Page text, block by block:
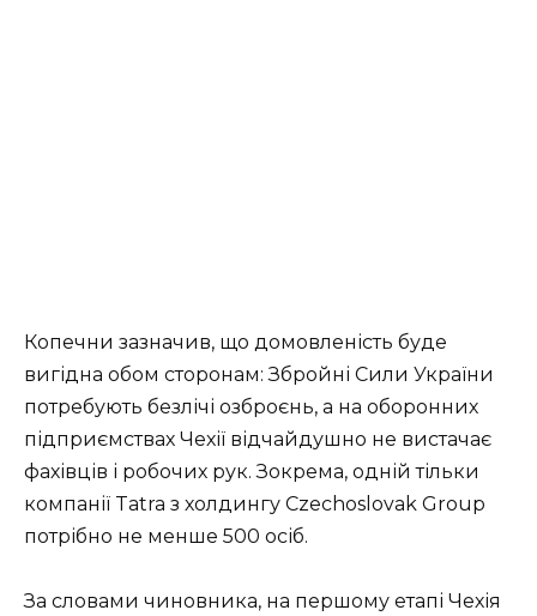
Копечни зазначив, що домовленість буде
вигідна обом сторонам: Збройні Сили України
потребують безлічі озброєнь, а на оборонних
підприємствах Чехії відчайдушно не вистачає
фахівців і робочих рук. Зокрема, одній тільки
компанії Tatra з холдингу Czechoslovak Group
потрібно не менше 500 осіб.
За словами чиновника, на першому етапі Чехія